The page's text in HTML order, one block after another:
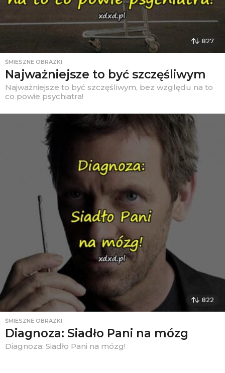
827
ŚMIESZNE OBRAZKI
Najważniejsze to być szczęśliwym
Najważniejsze to być szczęśliwym, bez względu na to
co powie psychiatra!
822
ŚMIESZNE OBRAZKI
Diagnoza: Siadło Pani na mózg
Diagnoza: Siadło Pani na mózg!